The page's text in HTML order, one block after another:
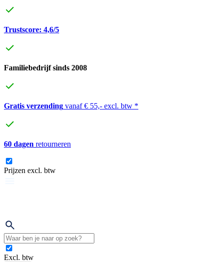
Trustscore: 4,6/5
Familiebedrijf sinds 2008
Gratis verzending vanaf € 55,- excl. btw *
60 dagen retourneren
Prijzen excl. btw
Excl. btw